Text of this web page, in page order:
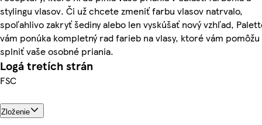
stylingu vlasov. Či už chcete zmeniť farbu vlasov natrvalo,
spoľahlivo zakryť šediny alebo len vyskúšať nový vzhľad,
vám ponúka kompletný rad farieb na vlasy, ktoré vám pomôžu
splniť vaše osobné priania.
Logá tretích strán
FSC
Zloženie